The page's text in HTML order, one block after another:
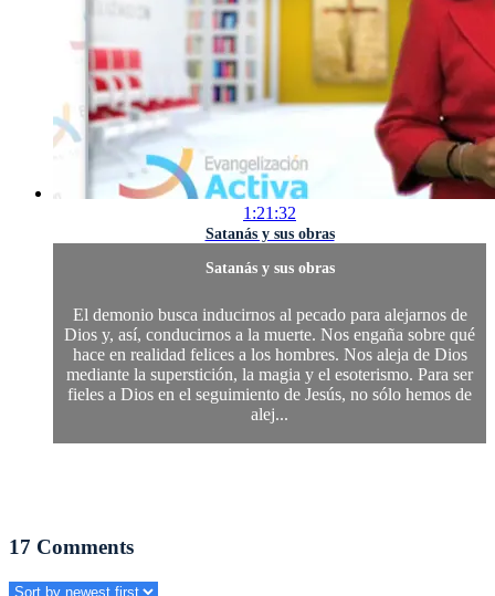
1:21:32
Satanás y sus obras
Satanás y sus obras
El demonio busca inducirnos al pecado para alejarnos de
Dios y, así, conducirnos a la muerte. Nos engaña sobre qué
hace en realidad felices a los hombres. Nos aleja de Dios
mediante la superstición, la magia y el esoterismo. Para ser
fieles a Dios en el seguimiento de Jesús, no sólo hemos de
alej...
17 Comments